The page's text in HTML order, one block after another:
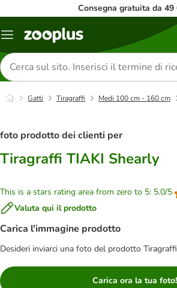
Consegna gratuita da 49
Overview
Cerca
prodotti
Gatti Tiragraffi Medi 100 cm - 160 cm
foto prodotto dei clienti per
Tiragraffi TIAKI Shearly
This is a stars rating area from zero to 5: 5.0/5
Valuta qui il prodotto
Carica l'immagine prodotto
Desideri inviarci una foto del prodotto
Carica ora la tua foto!